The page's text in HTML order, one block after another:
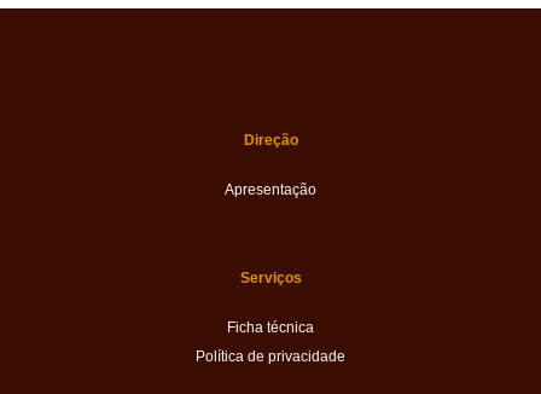
Direção
Apresentação
Serviços
Ficha técnica
Política de privacidade